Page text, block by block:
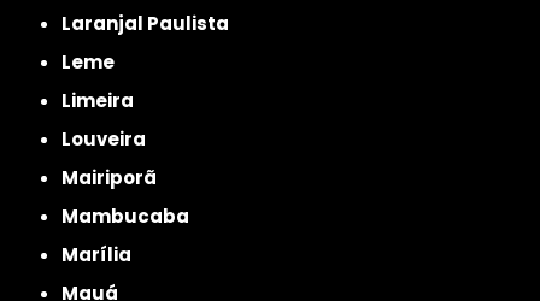
Laranjal Paulista
Leme
Limeira
Louveira
Mairiporã
Mambucaba
Marília
Mauá